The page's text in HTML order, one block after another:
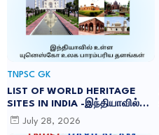
TNPSC GK
LIST OF WORLD HERITAGE
SITES IN INDIA -இந்தியாவில்
உள்ள 45 யுனெஸ்கோ உலக
பாரம்பரிய தளங்கள்:
July 28, 2026